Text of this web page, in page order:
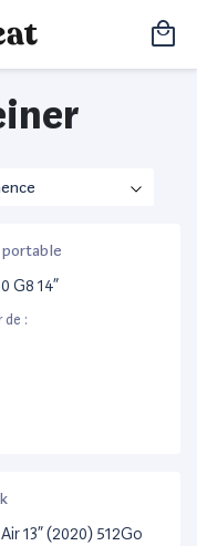
G8 14”
de :
13” (2020) 512Go